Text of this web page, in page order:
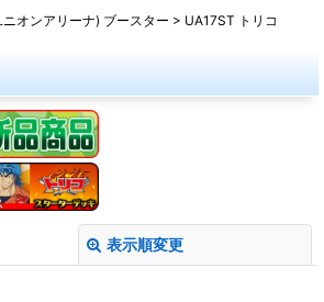
オンアリーナ) ブースター > UA17ST トリコ
表示順変更